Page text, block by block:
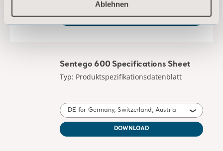
Ablehnen
DOWNLOAD
Sentego 600 Specifications Sheet
Typ: Produktspezifikationsdatenblatt
DE for Germany, Switzerland, Austria
DOWNLOAD